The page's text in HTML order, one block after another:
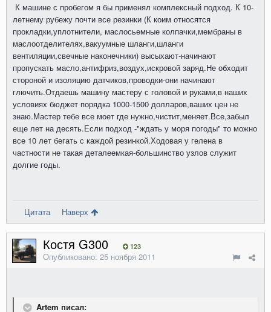
К машине с пробегом я бы применял комплексный подход. К 10-
летнему рубежу почти все резинки (К коим относятся
прокладки,уплотнители, маслосьемные колпачки,мембраны в
маслоотделителях,вакуумные шланги,шланги
вентиляции,свечные наконечники) высыхают-начинают
пропускать масло,антифриз,воздух,искровой заряд.Не обходит
стороной и изоляцию датчиков,проводки-они начинают
глючить.Отдаешь машину мастеру с головой и руками,в наших
условиях бюджет порядка 1000-1500 долларов,ваших цен не
знаю.Мастер тебе все моет где нужно,чистит,меняет.Все,забыл
еще лет на десять.Если подход -"ждать у моря погоды" то можно
все 10 лет бегать с каждой резинкой.Ходовая у гелена в
частности не такая деталеемкая-большинство узлов служит
долгие годы.
Цитата Наверх
Костя G300 123
Опубликовано: 25 ноября 2011
Artem писал: